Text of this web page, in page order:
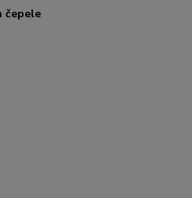
čepele